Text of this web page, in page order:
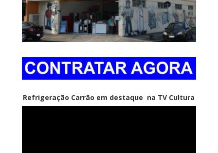
Refrigeração Carrão em destaque na TV Cultura